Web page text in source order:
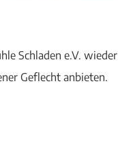
Schladen e.V. wieder
Geflecht anbieten.